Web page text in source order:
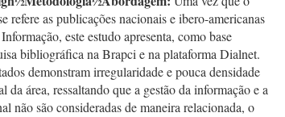
refere as publicações nacionais e ibero-americanas
este estudo apresenta, como base
bibliográfica na Brapci e na plataforma Dialnet.
demonstram irregularidade e pouca densidade
da área, ressaltando que a gestão da informação e a
não são consideradas de maneira relacionada, o